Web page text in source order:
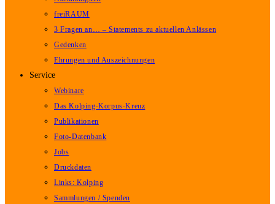
freiRAUM
3 Fragen an… – Statements zu aktuellen Anlässen
Gedenken
Ehrungen und Auszeichnungen
Service
Webinare
Das Kolping-Korpus-Kreuz
Publikationen
Foto-Datenbank
Jobs
Druckdaten
Links: Kolping
Sammlungen / Spenden